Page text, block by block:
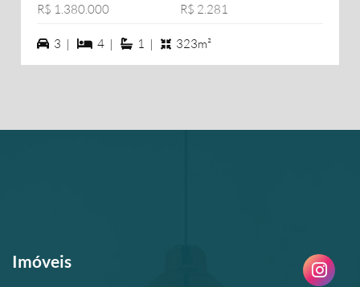
R$ 1.380.000 R$ 2.281
3 vagas na garagem
3 | 4 dormiórios
4 | 1 suítes
1 | 323m²
Imóveis